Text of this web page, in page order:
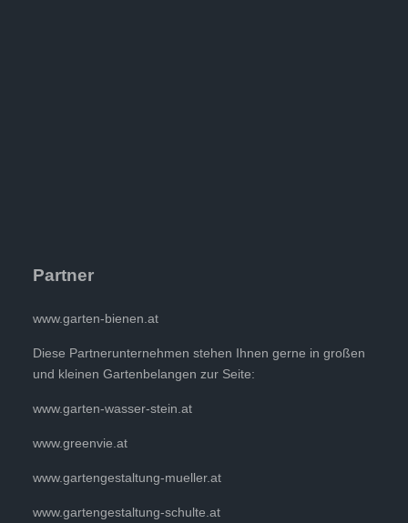
Partner
www.garten-bienen.at
Diese Partnerunternehmen stehen Ihnen gerne in großen
und kleinen Gartenbelangen zur Seite:
www.garten-wasser-stein.at
www.greenvie.at
www.gartengestaltung-mueller.at
www.gartengestaltung-schulte.at